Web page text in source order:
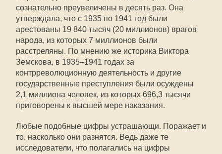
сознательно преувеличены в десять раз. Она
утверждала, что с 1935 по 1941 год были
арестованы 19 840 тысяч (20 миллионов) врагов
народа, из которых 7 миллионов были
расстреляны. По мнению же историка Виктора
Земскова, в 1935–1941 годах за
контрреволюционную деятельность и другие
государственные преступления были осуждены
2,1 миллиона человек, из которых 696,3 тысячи
приговорены к высшей мере наказания.
Любые подобные цифры устрашающи. Поражает и
то, насколько они разнятся. Ведь даже те
исследователи, что полагались на цифры